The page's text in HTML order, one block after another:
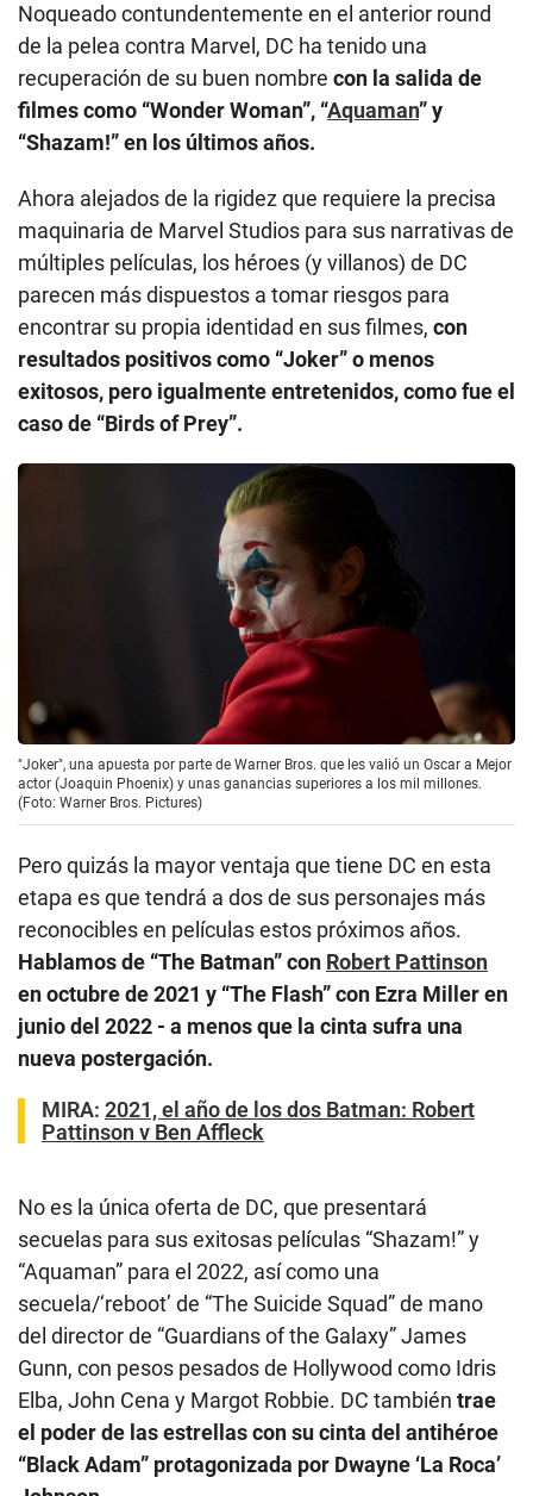
Noqueado contundentemente en el anterior round
de la pelea contra Marvel, DC ha tenido una
recuperación de su buen nombre con la salida de
filmes como “Wonder Woman”, “Aquaman” y
“Shazam!” en los últimos años.
Ahora alejados de la rigidez que requiere la precisa
maquinaria de Marvel Studios para sus narrativas de
múltiples películas, los héroes (y villanos) de DC
parecen más dispuestos a tomar riesgos para
encontrar su propia identidad en sus filmes, con
resultados positivos como “Joker” o menos
exitosos, pero igualmente entretenidos, como fue el
caso de “Birds of Prey”.
"Joker", una apuesta por parte de Warner Bros. que les valió un Oscar a Mejor
actor (Joaquin Phoenix) y unas ganancias superiores a los mil millones.
(Foto: Warner Bros. Pictures)
Pero quizás la mayor ventaja que tiene DC en esta
etapa es que tendrá a dos de sus personajes más
reconocibles en películas estos próximos años.
Hablamos de “The Batman” con Robert Pattinson
en octubre de 2021 y “The Flash” con Ezra Miller en
junio del 2022 - a menos que la cinta sufra una
nueva postergación.
MIRA: 2021, el año de los dos Batman: Robert
Pattinson v Ben Affleck
No es la única oferta de DC, que presentará
secuelas para sus exitosas películas “Shazam!” y
“Aquaman” para el 2022, así como una
secuela/‘reboot’ de “The Suicide Squad” de mano
del director de “Guardians of the Galaxy” James
Gunn, con pesos pesados de Hollywood como Idris
Elba, John Cena y Margot Robbie. DC también trae
el poder de las estrellas con su cinta del antihéroe
“Black Adam” protagonizada por Dwayne ‘La Roca’